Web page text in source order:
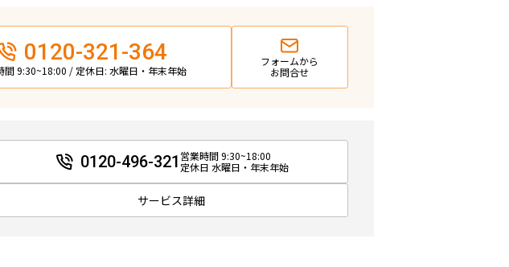
0120-321-364
間 9:30~18:00 / 定休日: 水曜日・年末年始
フォームから
お問合せ
0120-496-321 営業時間 9:30~18:00
定休日 水曜日・年末年始
サービス詳細